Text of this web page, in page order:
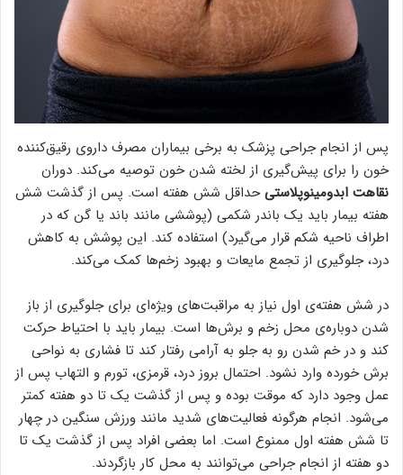
پس از انجام جراحی پزشک به برخی بیماران مصرف داروی رقیق‌کننده
خون را برای پیش‌گیری از لخته شدن خون توصیه می‌کند. دوران
نقاهت ابدومینوپلاستیحداقل شش هفته است. پس از گذشت شش
هفته بیمار باید یک باندر شکمی (پوششی مانند باند یا گن که در
اطراف ناحیه شکم قرار می‌گیرد) استفاده کند. این پوشش به کاهش
درد، جلوگیری از تجمع مایعات و بهبود زخم‌ها کمک می‌کند.
در شش هفته‌ی اول نیاز به مراقبت‌های ویژه‌ای برای جلوگیری از باز
شدن دوباره‌ی محل زخم و برش‌ها است. بیمار باید با احتیاط حرکت
کند و در خم شدن رو به جلو به آرامی رفتار کند تا فشاری به نواحی
برش خورده وارد نشود. احتمال بروز درد، قرمزی، تورم و التهاب پس از
عمل وجود دارد که موقت بوده و پس از گذشت یک تا دو هفته کمتر
می‌شود. انجام هرگونه فعالیت‌های شدید مانند ورزش سنگین در چهار
تا شش هفته اول ممنوع است. اما بعضی افراد پس از گذشت یک تا
دو هفته از انجام جراحی می‌توانند به محل کار بازگردند.